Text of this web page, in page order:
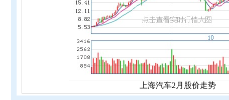
上海汽车2月股价走势